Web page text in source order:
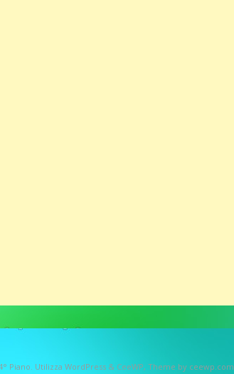
Piano . Utilizza WordPress & CeeWP, Theme by ceewp.com